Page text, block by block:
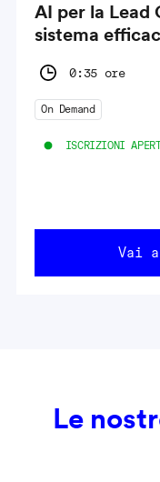
AI per la Lead
sistema
0:35 ore
On Demand
ISCRIZIONI
Vai
Le